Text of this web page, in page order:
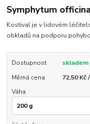
Symphytum
Kostival je v lidovém
obkladů na podporu
Dostupnost
skladem
Měrná cena
72,50 Kč
Váha